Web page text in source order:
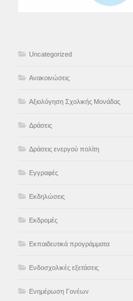
Uncategorized
Ανακοινώσεις
Αξιολόγηση Σχολικής Μονάδας
Δράσεις
Δράσεις ενεργού πολίτη
Εγγραφές
Εκδηλώσεις
Εκδρομές
Εκπαιδευτικά προγράμματα
Ενδοσχολικές εξετάσεις
Ενημέρωση Γονέων